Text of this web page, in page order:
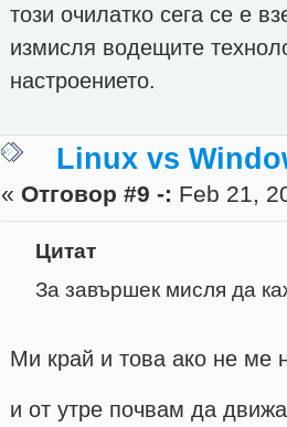
този очилатко сега се е
измисля водещите
настроението.
Linux vs
« Отговор #9 -: Feb 21,
Цитат
За завършек мисля да
Ми край и това ако не ме
и от утре почвам да